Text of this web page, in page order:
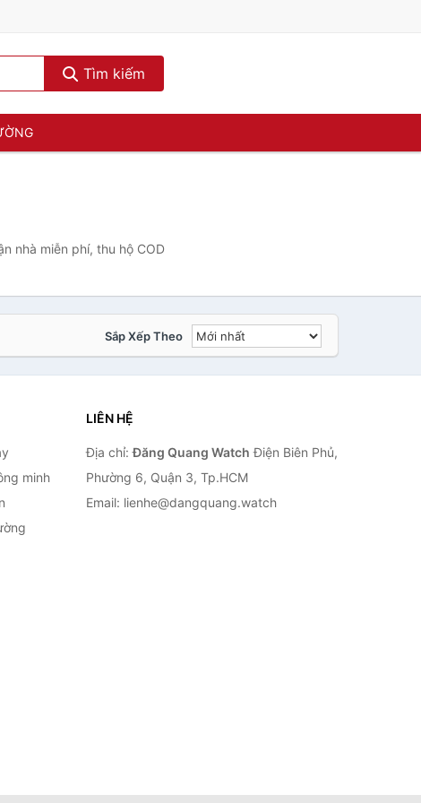
Tìm kiếm
nhà miễn phí, thu hộ COD
Sắp Xếp Theo
minh
LIÊN HỆ
Địa chỉ:Đăng Quang Watch Điện Biên Phủ,
Phường 6, Quận 3, Tp.HCM
Email: lienhe@dangquang.watch